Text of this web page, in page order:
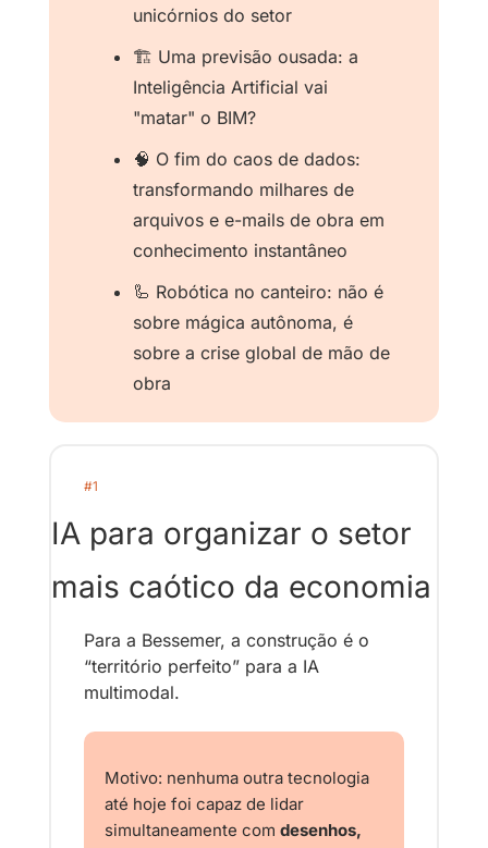
unicórnios do setor
🏗️ Uma previsão ousada: a
Inteligência Artificial vai
"matar" o BIM?
🧠 O fim do caos de dados:
transformando milhares de
arquivos e e-mails de obra em
conhecimento instantâneo
🦾 Robótica no canteiro: não é
sobre mágica autônoma, é
sobre a crise global de mão de
obra
#1
IA para organizar o setor
mais caótico da economia
Para a Bessemer, a construção é o
“território perfeito” para a IA
multimodal.
Motivo: nenhuma outra tecnologia
até hoje foi capaz de lidar
simultaneamente com desenhos,